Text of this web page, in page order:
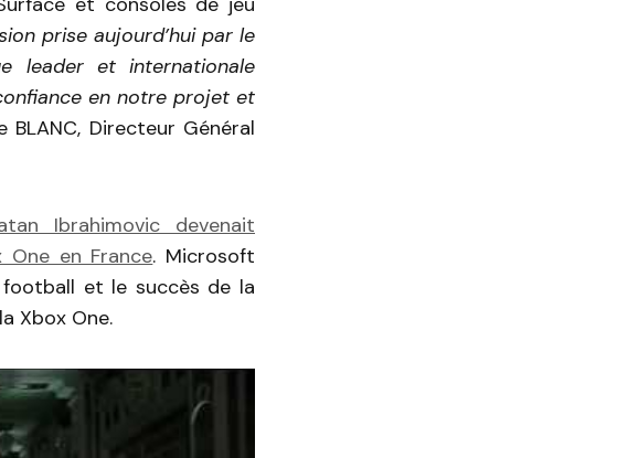
prise aujourd’hui par le
leader et internationale
en notre projet et
BLANC, Directeur Général
Ibrahimovic devenait
en France. Microsoft
et le succès de la
Xbox One.